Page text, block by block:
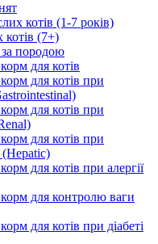
котів (1-7 років)
котів (7+)
породою
для котів
для котів при
для котів при
для котів при
для котів при алергії
для контролю ваги
для котів при діабеті